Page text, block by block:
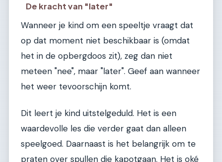
De kracht van "later"
Wanneer je kind om een speeltje vraagt dat
op dat moment niet beschikbaar is (omdat
het in de opbergdoos zit), zeg dan niet
meteen "nee", maar "later". Geef aan wanneer
het weer tevoorschijn komt.
Dit leert je kind uitstelgeduld. Het is een
waardevolle les die verder gaat dan alleen
speelgoed. Daarnaast is het belangrijk om te
praten over spullen die kapotgaan. Het is oké